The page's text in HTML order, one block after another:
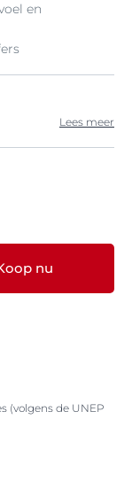
en
Lees meer
nu
(volgens de UNEP